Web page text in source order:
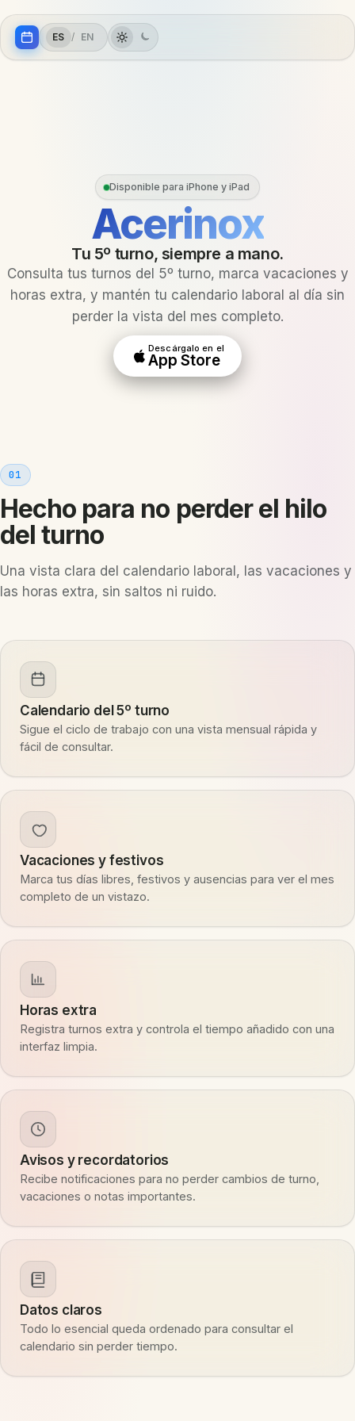
ES / EN
Disponible para iPhone y iPad
Acerinox
Tu 5º turno, siempre a mano.
Consulta tus turnos del 5º turno, marca vacaciones y
horas extra, y mantén tu calendario laboral al día sin
perder la vista del mes completo.
Descárgalo en el
App Store
01
Hecho para no perder el hilo
del turno
Una vista clara del calendario laboral, las vacaciones y
las horas extra, sin saltos ni ruido.
Calendario del 5º turno
Sigue el ciclo de trabajo con una vista mensual rápida y
fácil de consultar.
Vacaciones y festivos
Marca tus días libres, festivos y ausencias para ver el mes
completo de un vistazo.
Horas extra
Registra turnos extra y controla el tiempo añadido con una
interfaz limpia.
Avisos y recordatorios
Recibe notificaciones para no perder cambios de turno,
vacaciones o notas importantes.
Datos claros
Todo lo esencial queda ordenado para consultar el
calendario sin perder tiempo.